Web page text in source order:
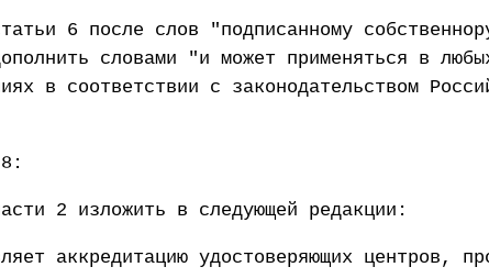
6 после слов "подписанному
словами "и может применяться в
в соответствии с законодательством
2 изложить в следующей редакции:
аккредитацию удостоверяющих центров,